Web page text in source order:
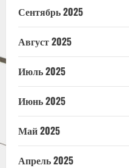
Сентябрь 2025
Август 2025
Июль 2025
Июнь 2025
Май 2025
Апрель 2025